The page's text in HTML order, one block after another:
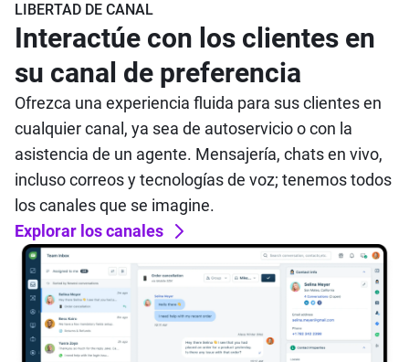
LIBERTAD DE CANAL
Interactúe con los clientes en
su canal de preferencia
Ofrezca una experiencia fluida para sus clientes en
cualquier canal, ya sea de autoservicio o con la
asistencia de un agente. Mensajería, chats en vivo,
incluso correos y tecnologías de voz; tenemos todos
los canales que se imagine.
Explorar los canales